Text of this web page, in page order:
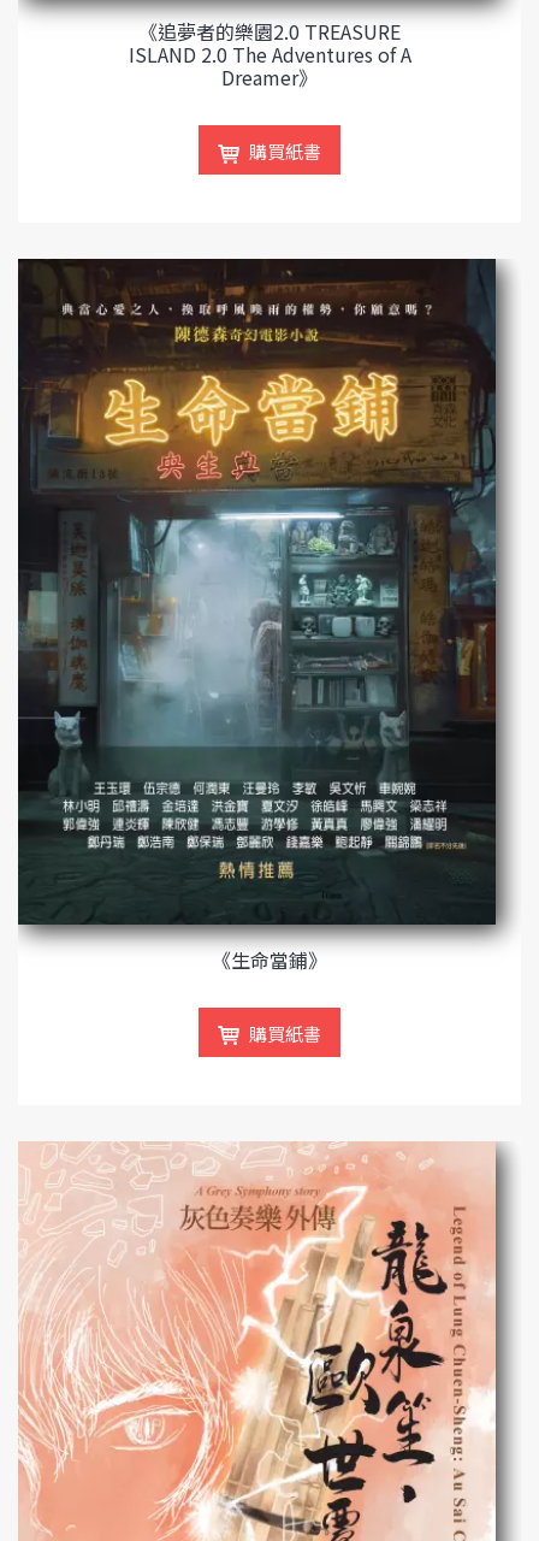
《追夢者的樂園2.0 TREASURE
ISLAND 2.0 The Adventures of A
Dreamer》
購買紙書
《生命當鋪》
購買紙書